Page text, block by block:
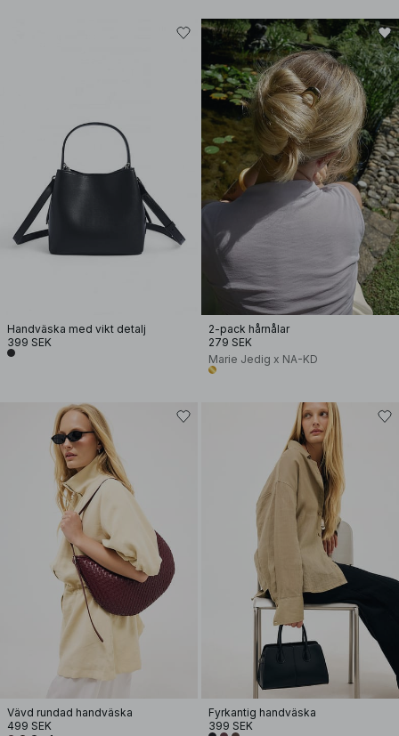
Handväska med vikt detalj
399 SEK
2-pack hårnålar
279 SEK
Marie Jedig x NA-KD
Vävd rundad handväska
499 SEK
Fyrkantig handväska
399 SEK